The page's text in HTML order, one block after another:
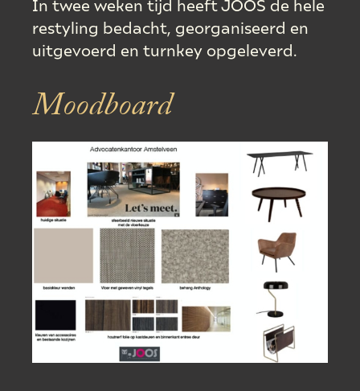
In twee weken tijd heeft JOOS de hele
restyling bedacht, georganiseerd en
uitgevoerd en turnkey opgeleverd.
Moodboard